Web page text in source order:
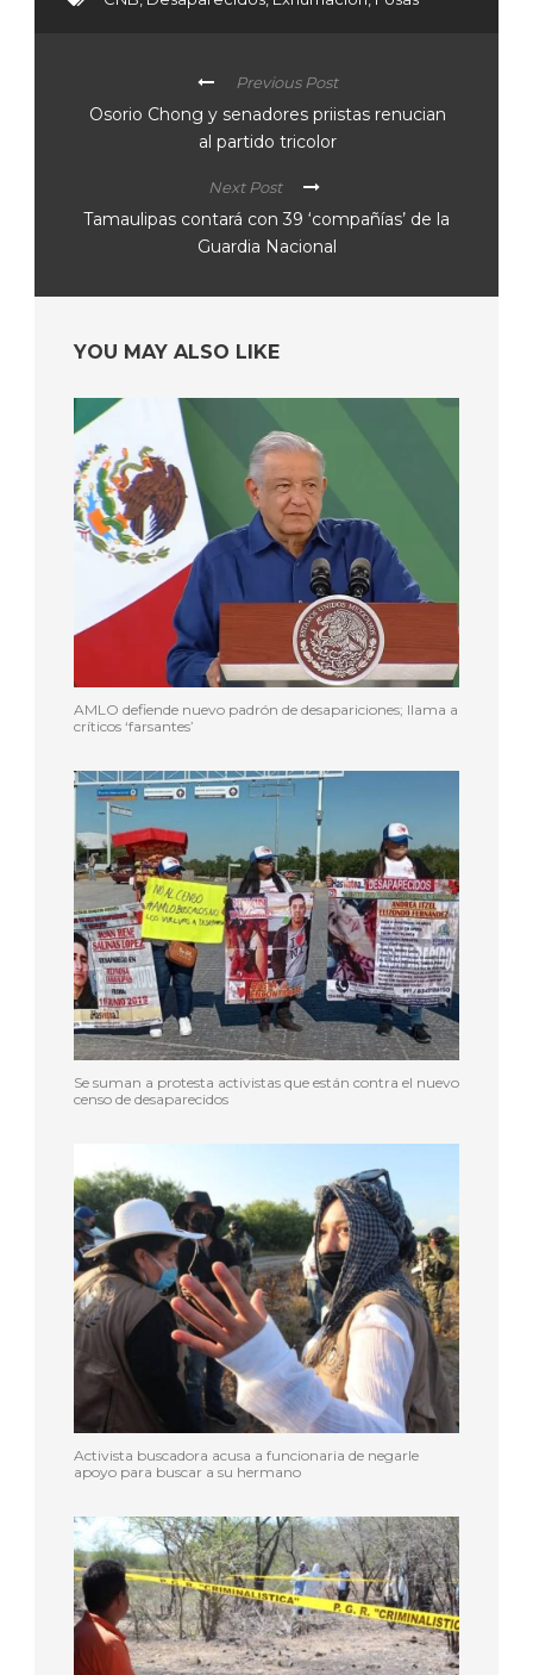
Previous Post
Osorio Chong y senadores priistas renucian
al partido tricolor
Next Post
Tamaulipas contará con 39 ‘compañías’ de la
Guardia Nacional
YOU MAY ALSO LIKE
AMLO defiende nuevo padrón de desapariciones; llama a
críticos ‘farsantes’
Se suman a protesta activistas que están contra el nuevo
censo de desaparecidos
Activista buscadora acusa a funcionaria de negarle
apoyo para buscar a su hermano